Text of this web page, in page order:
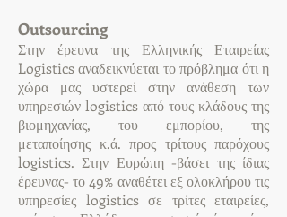
Outsourcing
Στην έρευνα της Ελληνικής Εταιρείας
Logistics αναδεικνύεται το πρόβλημα ότι η
χώρα μας υστερεί στην ανάθεση των
υπηρεσιών logistics από τους κλάδους της
βιομηχανίας, του εμπορίου, της
μεταποίησης κ.ά. προς τρίτους παρόχους
logistics. Στην Ευρώπη -βάσει της ίδιας
έρευνας- το 49% αναθέτει εξ ολοκλήρου τις
υπηρεσίες logistics σε τρίτες εταιρείες,